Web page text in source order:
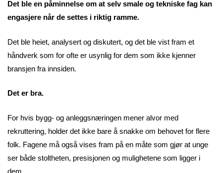
Det ble en påminnelse om at selv smale og tekniske fag kan
engasjere når de settes i riktig ramme.
Det ble heiet, analysert og diskutert, og det ble vist fram et
håndverk som for ofte er usynlig for dem som ikke kjenner
bransjen fra innsiden.
Det er bra.
For hvis bygg- og anleggsnæringen mener alvor med
rekruttering, holder det ikke bare å snakke om behovet for flere
folk. Fagene må også vises fram på en måte som gjør at unge
ser både stoltheten, presisjonen og mulighetene som ligger i
dem.